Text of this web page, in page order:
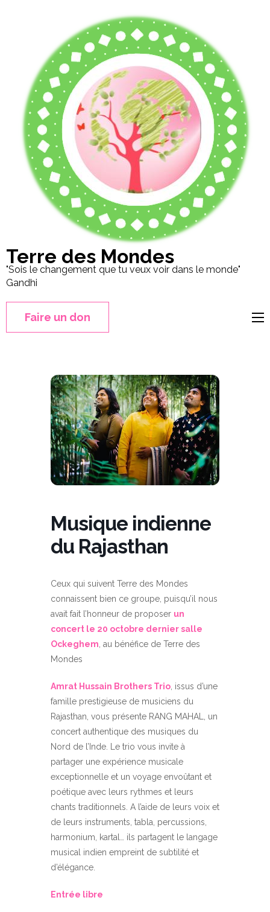
Terre des Mondes
"Sois le changement que tu veux voir dans le monde"
Gandhi
Faire un don
Musique indienne
du Rajasthan
Ceux qui suivent Terre des Mondes
connaissent bien ce groupe, puisqu’il nous
avait fait l’honneur de proposer un
concert le 20 octobre dernier salle
Ockeghem , au bénéfice de Terre des
Mondes
Amrat Hussain Brothers Trio , issus d’une
famille prestigieuse de musiciens du
Rajasthan, vous présente RANG MAHAL, un
concert authentique des musiques du
Nord de l’Inde. Le trio vous invite à
partager une expérience musicale
exceptionnelle et un voyage envoûtant et
poétique avec leurs rythmes et leurs
chants traditionnels. A l’aide de leurs voix et
de leurs instruments, tabla, percussions,
harmonium, kartal… ils partagent le langage
musical indien empreint de subtilité et
d’élégance.
Entrée libre